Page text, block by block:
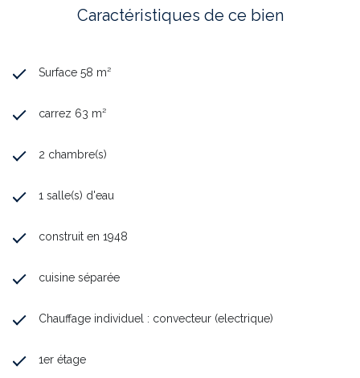
Caractéristiques de ce bien
Surface 58 m²
carrez 63 m²
2 chambre(s)
1 salle(s) d'eau
construit en 1948
cuisine séparée
Chauffage individuel : convecteur (electrique)
1er étage